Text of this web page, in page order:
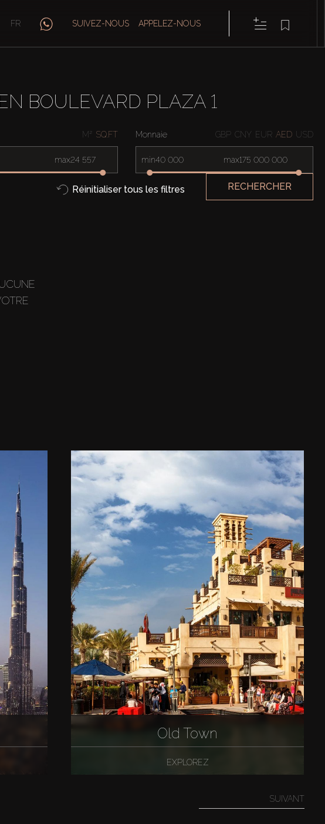
FR SUIVEZ-NOUS APPELEZ-NOUS
BOULEVARD PLAZA 1
M² SQ.FT
max
Monnaie GBP CNY EUR AED USD
min max
Réinitialiser tous les filtres RECHERCHER
Old Town
EXPLOREZ
SUIVANT